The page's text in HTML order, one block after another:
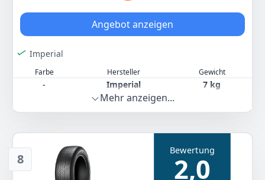
Fahrradreifen und Fahrrad Zubehör, was Qualität und
Zuverlässigkeit bei jedem Produkt garantiert.
Schwarz
2759 €
Anzeigen
Angebot anzeigen
Imperial
Farbe Hersteller Gewicht
- Imperial 7 kg
8964 €
Mehr anzeigen...
8
Bewertung
2,0